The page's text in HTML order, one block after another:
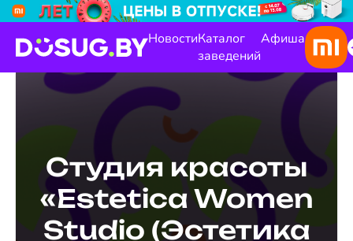
НовостиКаталог
заведений
Афиша
Студия красоты
«Estetica Women
Studio (Эстетика